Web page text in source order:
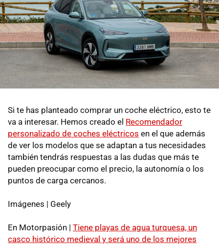
Si te has planteado comprar un coche eléctrico, esto te
va a interesar. Hemos creado el Recomendador
personalizado de coches eléctricos en el que además
de ver los modelos que se adaptan a tus necesidades
también tendrás respuestas a las dudas que más te
pueden preocupar como el precio, la autonomía o los
puntos de carga cercanos.
Imágenes | Geely
En Motorpasión | Tiene playas de agua turquesa, un
casco histórico medieval y será uno de los mejores